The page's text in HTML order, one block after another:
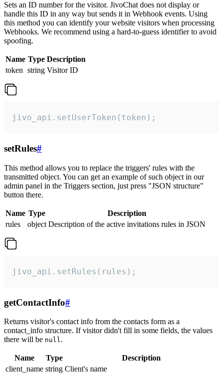
Sets an ID number for the visitor. JivoChat does not display or
handle this ID in any way but sends it in Webhook events. Using
this method you can identify your website visitors when processing
Webhooks. We recommend using a hard-to-guess identifier to avoid
spoofing.
Name Type Description
token string Visitor ID
jivo_api.setUserToken(token);
setRules#
This method allows you to replace the triggers' rules with the
transmitted object. You can get an example of such object in our
admin panel in the Triggers section, just press "JSON structure"
button there.
Name Type
Description
rules
object Description of the active invitations rules in JSON
jivo_api.setRules(rules);
getContactInfo#
Returns visitor's contact info from the contacts form as a
contact_info structure. If visitor didn't fill in some fields, the values
there will be null.
Name Type
Description
client_name string Client's name